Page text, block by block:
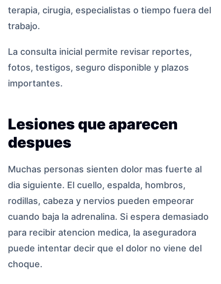
terapia, cirugia, especialistas o tiempo fuera del
trabajo.
La consulta inicial permite revisar reportes,
fotos, testigos, seguro disponible y plazos
importantes.
Lesiones que aparecen
despues
Muchas personas sienten dolor mas fuerte al
dia siguiente. El cuello, espalda, hombros,
rodillas, cabeza y nervios pueden empeorar
cuando baja la adrenalina. Si espera demasiado
para recibir atencion medica, la aseguradora
puede intentar decir que el dolor no viene del
choque.